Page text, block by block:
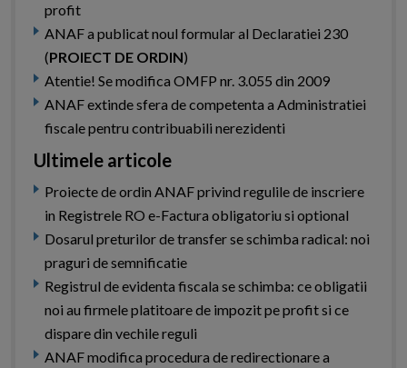
profit
ANAF a publicat noul formular al Declaratiei 230
(PROIECT DE ORDIN)
Atentie! Se modifica OMFP nr. 3.055 din 2009
ANAF extinde sfera de competenta a Administratiei
fiscale pentru contribuabili nerezidenti
Ultimele articole
Proiecte de ordin ANAF privind regulile de inscriere
in Registrele RO e-Factura obligatoriu si optional
Dosarul preturilor de transfer se schimba radical: noi
praguri de semnificatie
Registrul de evidenta fiscala se schimba: ce obligatii
noi au firmele platitoare de impozit pe profit si ce
dispare din vechile reguli
ANAF modifica procedura de redirectionare a